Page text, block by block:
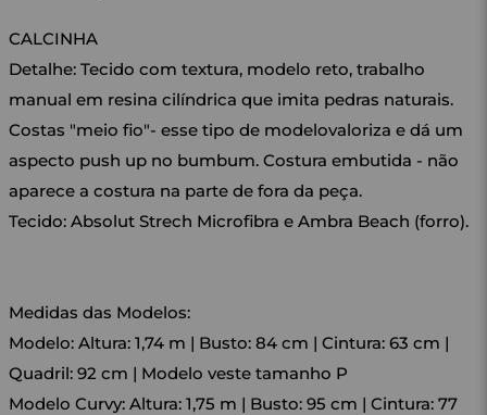
CALCINHA
Detalhe: Tecido com textura, modelo reto, trabalho
manual em resina cilíndrica que imita pedras naturais.
Costas "meio fio"- esse tipo de modelovaloriza e dá um
aspecto push up no bumbum. Costura embutida - não
aparece a costura na parte de fora da peça.
Tecido: Absolut Strech Microfibra e Ambra Beach (forro).
Medidas das Modelos:
Modelo: Altura: 1,74 m | Busto: 84 cm | Cintura: 63 cm |
Quadril: 92 cm | Modelo veste tamanho P
Modelo Curvy: Altura: 1,75 m | Busto: 95 cm | Cintura: 77